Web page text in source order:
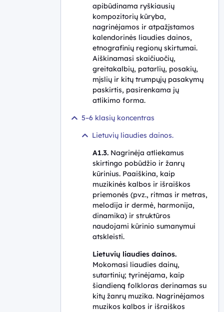
apibūdinama ryškiausių
kompozitorių kūryba,
nagrinėjamos ir atpažįstamos
kalendorinės liaudies dainos,
etnografinių regionų skirtumai.
Aiškinamasi skaičiuočių,
greitakalbių, patarlių, posakių,
mįslių ir kitų trumpųjų pasakymų
paskirtis, pasirenkama jų
atlikimo forma.
5–6 klasių koncentras
Lietuvių liaudies dainos.
A1.3. Nagrinėja atliekamus
skirtingo pobūdžio ir žanrų
kūrinius. Paaiškina, kaip
muzikinės kalbos ir išraiškos
priemonės (pvz., ritmas ir metras,
melodija ir dermė, harmonija,
dinamika) ir struktūros
naudojami kūrinio sumanymui
atskleisti.
Lietuvių liaudies dainos.
Mokomasi liaudies dainų,
sutartinių; tyrinėjama, kaip
šiandieną folkloras derinamas su
kitų žanrų muzika. Nagrinėjamos
muzikos kalbos ir išraiškos